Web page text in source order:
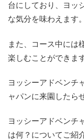
台にしており、ヨッ
な気分を味わえます。
また、コース中には
楽しむことができま
ヨッシーアドベンチ
ャパンに来園したら
ヨッシーアドベンチ
は何？についてご紹